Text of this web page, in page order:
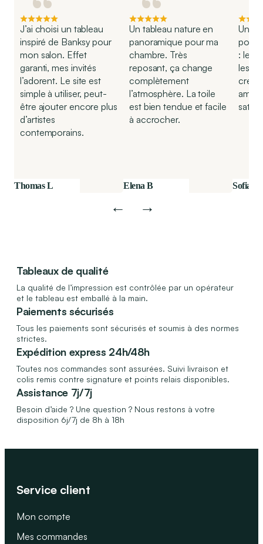
“
J’ai choisi un tableau
inspiré de Banksy pour
mon salon. Effet
garanti, mes invités
l’adorent. Le site est
simple à utiliser, peut-
être ajouter encore plus
d’artistes
contemporains.
Thomas L
“
Un tableau nature en
panoramique pour ma
chambre. Très
reposant, ça change
complètement
l’atmosphère. La toile
est bien tendue et facile
à accrocher.
Elena B
Un
pour
: le
les
Sofia G
← →
Tableaux de qualité
La qualité de l’impression est contrôlée par un opérateur
et le tableau est emballé à la main.
Paiements sécurisés
Tous les paiements sont sécurisés et soumis à des normes
strictes.
Expédition express 24h/48h
Toutes nos commandes sont assurées. Suivi livraison et
colis remis contre signature et points relais disponibles.
Assistance 7j/7j
Besoin d’aide ? Une question ? Nous restons à votre
disposition 6j/7j de 8h à 18h
Service client
Mon compte
Mes commandes